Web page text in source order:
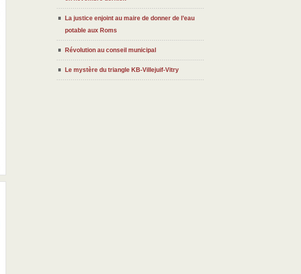
La justice enjoint au maire de donner de l’eau
potable aux Roms
Révolution au conseil municipal
Le mystère du triangle KB-Villejuif-Vitry